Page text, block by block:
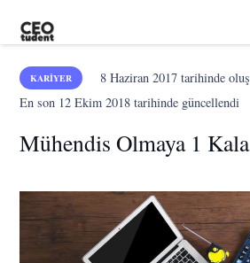
KARIYER 8 Haziran 2017tarihinde
En son 12 Ekim 2018 tarihinde güncellendi
Mühendis Olmaya 1 Kala